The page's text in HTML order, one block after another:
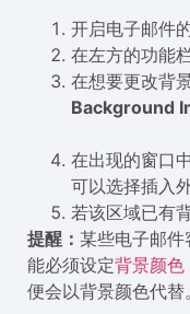
开启电子邮件
在左方的功能
在想要更改背
Background
在出现的窗口
可以选择插入
若该区域已有
提醒： 某些电子邮
能必须设定背景颜色
便会以背景颜色代替。